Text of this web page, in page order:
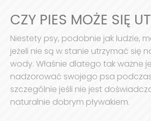
CZY PIES MOŻE SIĘ
Niestety psy, podobnie jak ludzie,
jeżeli nie są w stanie utrzymać się
wody. Właśnie dlatego tak ważne
nadzorować swojego psa
szczególnie jeśli nie jest
naturalnie dobrym pływakiem.